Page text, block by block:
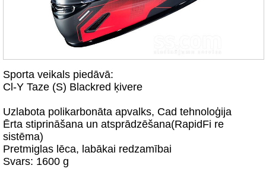
Sporta veikals piedāvā:
Cl-Y Taze (S) Blackred ķivere
Uzlabota polikarbonāta apvalks, Cad tehnoloģija
Ērta stiprināšana un atsprādzēšana(RapidFi re
sistēma)
Pretmiglas lēca, labākai redzamībai
Svars: 1600 g